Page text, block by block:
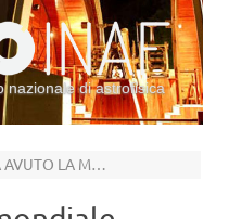
nazionale di astrofisica
LA CANDIDATURA ITALIANA HA AVUTO LA MEGLIO SU QUELLE DI MONTREAL E TEL AVIV